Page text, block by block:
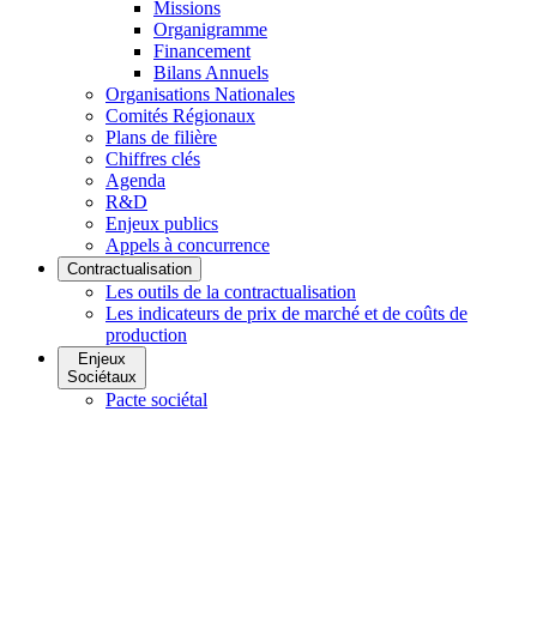
Missions
Organigramme
Financement
Bilans Annuels
Organisations Nationales
Comités Régionaux
Plans de filière
Chiffres clés
Agenda
R&D
Enjeux publics
Appels à concurrence
Contractualisation
Les outils de la contractualisation
Les indicateurs de prix de marché et de coûts de
production
Enjeux
Sociétaux
Pacte sociétal